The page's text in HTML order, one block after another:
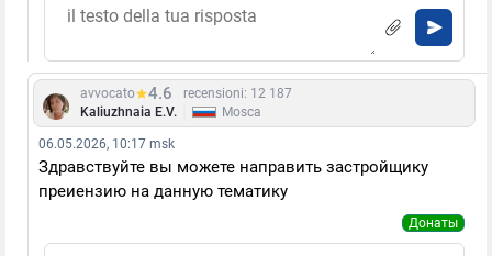
avvocato 4.6
recensioni: 12 187
Kaliuzhnaia E.V.
Mosca
06.05.2026, 10:17 msk
Здравствуйте вы можете направить застройщику
преиензию на данную тематику
Донаты